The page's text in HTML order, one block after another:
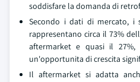
soddisfare la domanda di
Secondo i dati di mercato, i
rappresentano circa il 73%
aftermarket e quasi il
un'opportunita di crescita
Il aftermarket si adatta